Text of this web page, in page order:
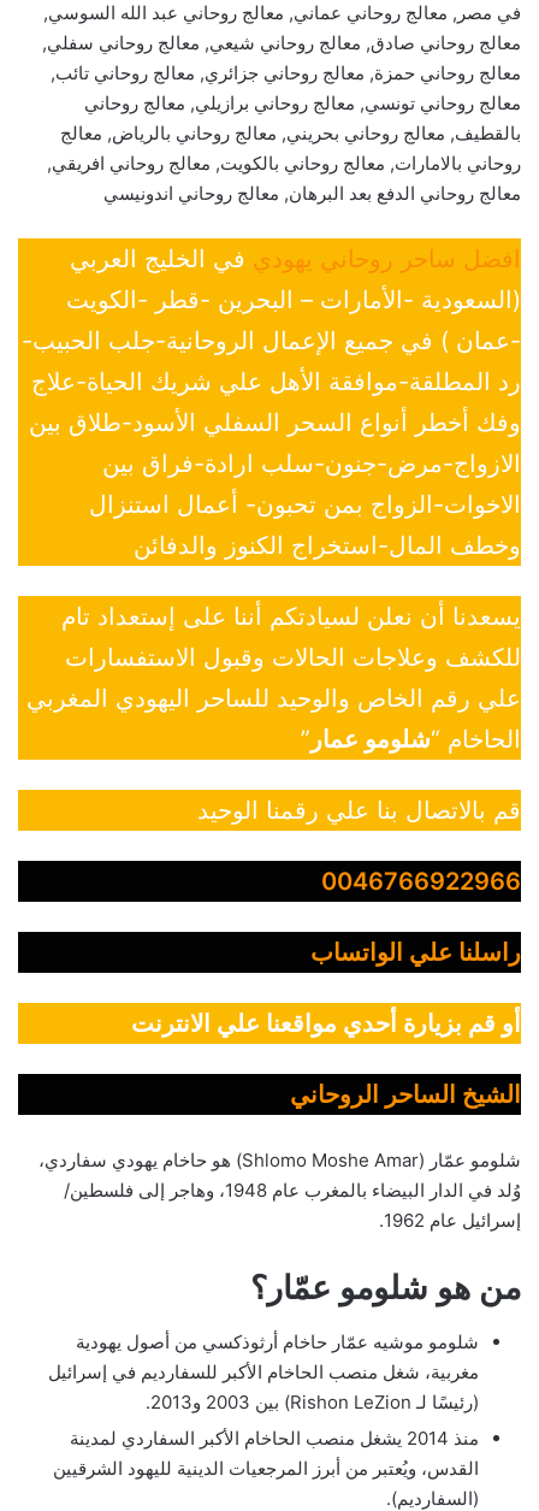
في مصر, معالج روحاني عماني, معالج روحاني عبد الله السوسي,
معالج روحاني صادق, معالج روحاني شيعي, معالج روحاني سفلي,
معالج روحاني حمزة, معالج روحاني جزائري, معالج روحاني تائب,
معالج روحاني تونسي, معالج روحاني برازيلي, معالج روحاني
بالقطيف, معالج روحاني بحريني, معالج روحاني بالرياض, معالج
روحاني بالامارات, معالج روحاني بالكويت, معالج روحاني افريقي,
معالج روحاني الدفع بعد البرهان, معالج روحاني اندونيسي
افضل ساحر روحاني يهودي في الخليج العربي
(السعودية -الأمارات – البحرين -قطر -الكويت
-عمان ) في جميع الإعمال الروحانية-جلب الحبيب-
رد المطلقة-موافقة الأهل علي شريك الحياة-علاج
وفك أخطر أنواع السحر السفلي الأسود-طلاق بين
الازواج-مرض-جنون-سلب ارادة-فراق بين
الاخوات-الزواج بمن تحبون- أعمال استنزال
وخطف المال-استخراج الكنوز والدفائن
يسعدنا أن نعلن لسيادتكم أننا على إستعداد تام
للكشف وعلاجات الحالات وقبول الاستفسارات
علي رقم الخاص والوحيد للساحر اليهودي المغربي
الحاخام “شلومو عمار ”
قم بالاتصال بنا علي رقمنا الوحيد
0046766922966
راسلنا علي الواتساب
أو قم بزيارة أحدي مواقعنا علي الانترنت
الشيخ الساحر الروحاني
شلومو عمّار (Shlomo Moshe Amar) هو حاخام يهودي سفاردي،
وُلد في الدار البيضاء بالمغرب عام 1948، وهاجر إلى فلسطين/
إسرائيل عام 1962.
من هو شلومو عمّار؟
شلومو موشيه عمّار حاخام أرثوذكسي من أصول يهودية
مغربية، شغل منصب الحاخام الأكبر للسفارديم في إسرائيل
(رئيسًا لـ Rishon LeZion) بين 2003 و2013.
منذ 2014 يشغل منصب الحاخام الأكبر السفاردي لمدينة
القدس، ويُعتبر من أبرز المرجعيات الدينية لليهود الشرقيين
(السفارديم).